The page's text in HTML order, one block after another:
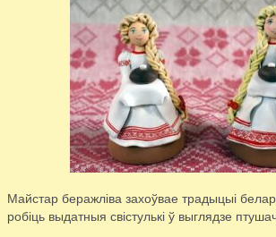
Майстар беражліва захоўвае традыцыі
робіць выдатныя свістулькі ў выглядзе